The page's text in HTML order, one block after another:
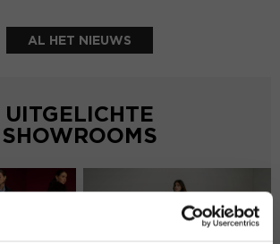
AL HET NIEUWS
UITGELICHTE
SHOWROOMS